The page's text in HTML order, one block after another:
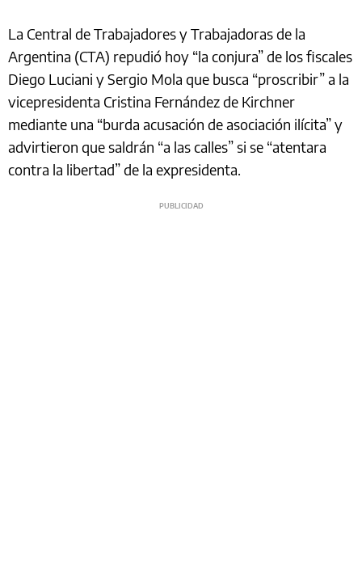
La Central de Trabajadores y Trabajadoras de la
Argentina (CTA) repudió hoy “la conjura” de los fiscales
Diego Luciani y Sergio Mola que busca “proscribir” a la
vicepresidenta Cristina Fernández de Kirchner
mediante una “burda acusación de asociación ilícita” y
advirtieron que saldrán “a las calles” si se “atentara
contra la libertad” de la expresidenta.